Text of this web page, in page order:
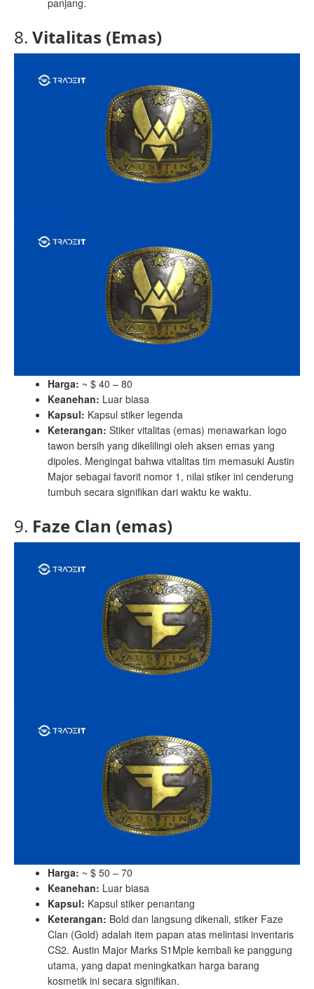
panjang.
8. Vitalitas (Emas)
Harga: ~ $ 40 – 80
Keanehan: Luar biasa
Kapsul: Kapsul stiker legenda
Keterangan: Stiker vitalitas (emas) menawarkan logo
tawon bersih yang dikelilingi oleh aksen emas yang
dipoles. Mengingat bahwa vitalitas tim memasuki Austin
Major sebagai favorit nomor 1, nilai stiker ini cenderung
tumbuh secara signifikan dari waktu ke waktu.
9. Faze Clan (emas)
Harga: ~ $ 50 – 70
Keanehan: Luar biasa
Kapsul: Kapsul stiker penantang
Keterangan: Bold dan langsung dikenali, stiker Faze
Clan (Gold) adalah item papan atas melintasi inventaris
CS2. Austin Major Marks S1Mple kembali ke panggung
utama, yang dapat meningkatkan harga barang
kosmetik ini secara signifikan.